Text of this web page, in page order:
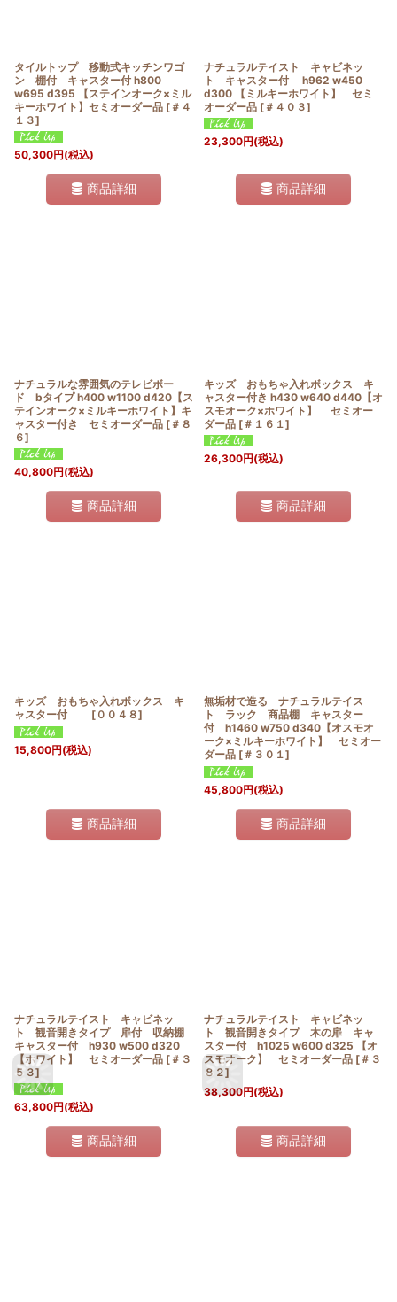
タイルトップ 移動式キッチンワゴ
ン 棚付 キャスター付 h800
w695 d395 【ステインオーク×ミル
キーホワイト】セミオーダー品 [ ＃４
１３]
50,300円(税込)
商品詳細
ナチュラルテイスト キャビネッ
ト キャスター付 h962 w450
d300 【ミルキーホワイト】 セミ
オーダー品 [ ＃４０３]
23,300円(税込)
商品詳細
ナチュラルな雰囲気のテレビボー
ド bタイプ h400 w1100 d420【ス
テインオーク×ミルキーホワイト】キ
ャスター付き セミオーダー品 [ ＃８
６]
40,800円(税込)
商品詳細
キッズ おもちゃ入れボックス キ
ャスター付き h430 w640 d440【オ
スモオーク×ホワイト】 セミオー
ダー品 [ ＃１６１]
26,300円(税込)
商品詳細
キッズ おもちゃ入れボックス キ
ャスター付
[ ００４８]
15,800円(税込)
商品詳細
無垢材で造る ナチュラルテイス
ト ラック 商品棚 キャスター
付 h1460 w750 d340【オスモオ
ーク×ミルキーホワイト】 セミオー
ダー品 [ ＃３０１]
45,800円(税込)
商品詳細
ナチュラルテイスト キャビネッ
ト 観音開きタイプ 扉付 収納棚
キャスター付 h930 w500 d320
【ホワイト】 セミオーダー品 [ ＃３
５３]
63,800円(税込)
商品詳細
ナチュラルテイスト キャビネッ
ト 観音開きタイプ 木の扉 キャ
スター付 h1025 w600 d325 【オ
スモオーク】 セミオーダー品 [ ＃３
８２]
38,300円(税込)
商品詳細